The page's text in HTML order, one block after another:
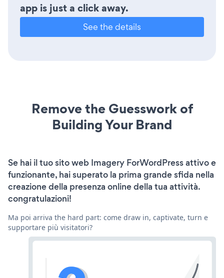
app is just a click away.
See the details
Remove the Guesswork of
Building Your Brand
Se hai il tuo sito web Imagery ForWordPress attivo e
funzionante, hai superato la prima grande sfida nella
creazione della presenza online della tua attività.
congratulazioni!
Ma poi arriva the hard part: come draw in, captivate, turn e
supportare più visitatori?